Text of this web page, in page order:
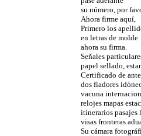
su número, por
Ahora firme aquí,
Primero los
en letras de molde
ahora su firma.
Señales
papel sellado,
Certificado de
dos fiadores
vacuna
relojes mapas
itinerarios pasajes
visas fronteras
Su cámara